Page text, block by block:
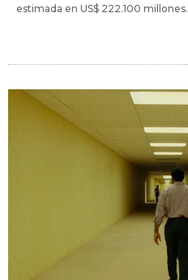
estimada en US$ 222.100 millones.